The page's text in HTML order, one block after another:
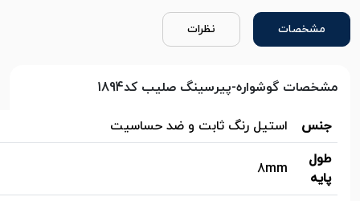
مشخصات نظرات
مشخصات گوشواره-پیرسینگ صلیب کد1894
جنس
استیل رنگ ثابت و ضد حساسیت
طول
پایه
8mm